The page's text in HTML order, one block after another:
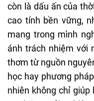
còn là dấu ấn của
cao tính bền vững,
mang trong mình
ánh trách nhiệm với
thơm từ nguồn
học hay phương
nhiên không chỉ